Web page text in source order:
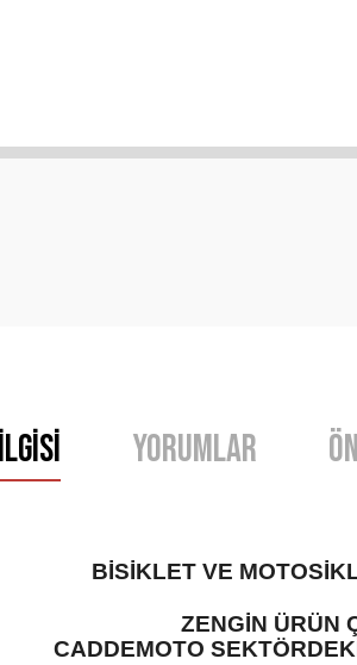
Yorumlar
BİSİKLET VE
ZENGİN ÜRÜN
CADDEMOTO